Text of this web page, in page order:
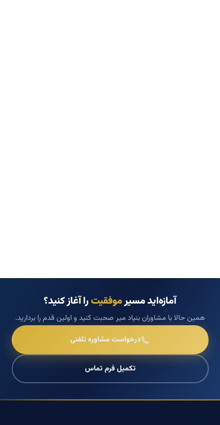
آمازه‌اید مسیرموفقیترا آغاز کنید؟
همین حالا با مشاوران بنیاد میر صحبت کنید و اولین قدم را بردارید.
درخواست مشاوره تلفنی
تکمیل فرم تماس